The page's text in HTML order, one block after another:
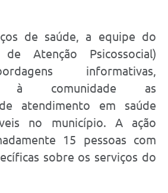
de saúde, a equipe do
Atenção Psicossocial)
informativas,
à comunidade as
atendimento em saúde
no município. A ação
15 pessoas com
sobre os serviços do